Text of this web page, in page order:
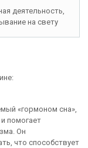
деятельность,
на свету
«гормоном сна»,
помогает
Он
что способствует